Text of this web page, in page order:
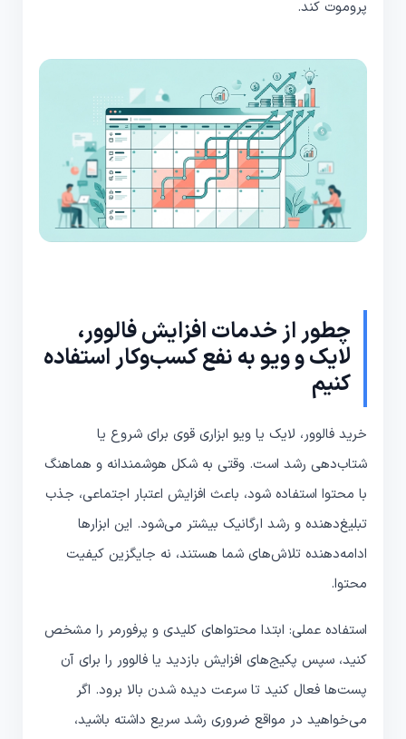
پروموت کند.
چطور از خدمات افزایش فالوور،
لایک و ویو به نفع کسب‌وکار استفاده
کنیم
خرید فالوور، لایک یا ویو ابزاری قوی برای شروع یا
شتاب‌دهی رشد است. وقتی به شکل هوشمندانه و هماهنگ
با محتوا استفاده شود، باعث افزایش اعتبار اجتماعی، جذب
تبلیغ‌دهنده و رشد ارگانیک بیشتر می‌شود. این ابزارها
ادامه‌دهنده تلاش‌های شما هستند، نه جایگزین کیفیت
محتوا.
استفاده عملی: ابتدا محتواهای کلیدی و پرفورمر را مشخص
کنید، سپس پکیج‌های افزایش بازدید یا فالوور را برای آن
پست‌ها فعال کنید تا سرعت دیده شدن بالا برود. اگر
می‌خواهید در مواقع ضروری رشد سریع داشته باشید،